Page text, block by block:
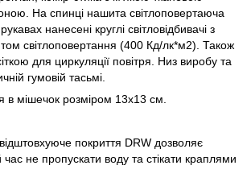
На спинці нашита світлоповертаюча
нанесені круглі світловідбивачі з
світлоповертання (400 Кд/лк*м2). Також
для циркуляції повітря. Низ виробу та
гумовій тасьмі.
в мішечок розміром 13х13 см.
покриття DRW дозволяє
час не пропускати воду та стікати краплями